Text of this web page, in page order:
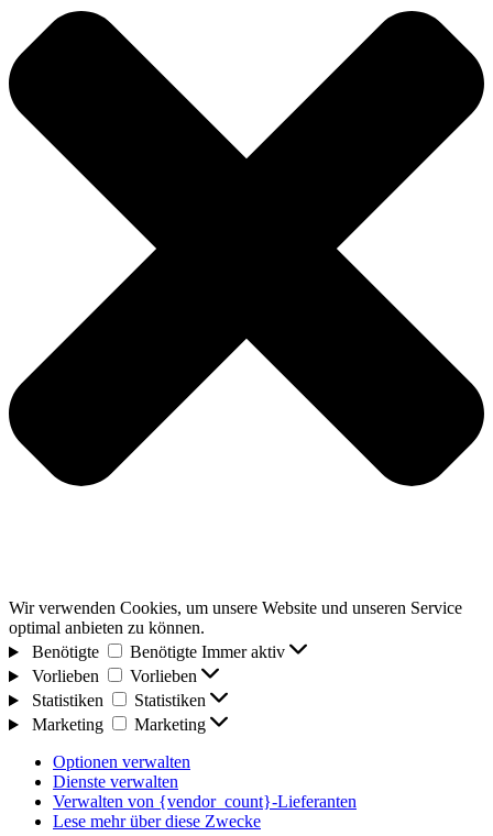
Wir verwenden Cookies, um unsere Website und unseren Service
optimal anbieten zu können.
Benötigte
Benötigte Immer aktiv
Vorlieben
Vorlieben
Statistiken
Statistiken
Marketing
Marketing
Optionen verwalten
Dienste verwalten
Verwalten von {vendor_count}-Lieferanten
Lese mehr über diese Zwecke